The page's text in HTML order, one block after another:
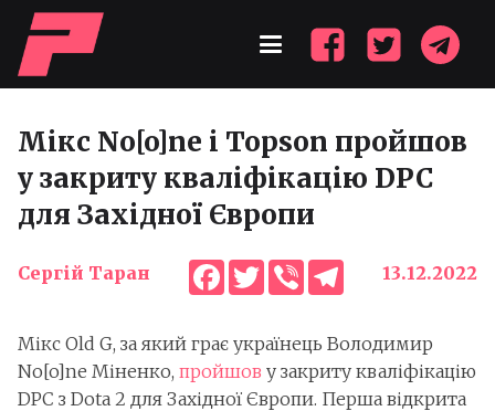
Мікс No[o]ne і Topson пройшов
у закриту кваліфікацію DPC
для Західної Європи
Сергій Таран Facebook
TwitterViber Telegram
13.12.2022
Мікс Old G, за який грає українець Володимир
No[o]ne Міненко, пройшов у закриту кваліфікацію
DPC з Dota 2 для Західної Європи. Перша відкрита